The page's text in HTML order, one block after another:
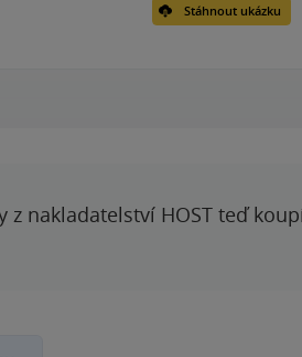
Stáhnout ukázku
z nakladatelství HOST teď